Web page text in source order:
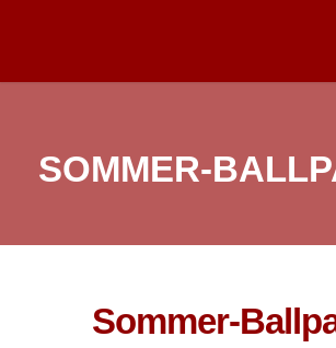
SOMMER-
Sommer-